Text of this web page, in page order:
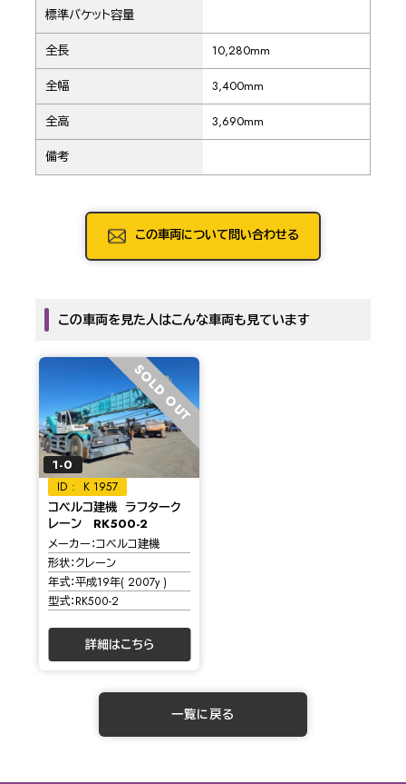
標準バケット容量
全長 10,280mm
全幅 3,400mm
全高 3,690mm
備考
この車両について問い合わせる
この車両を見た人はこんな車両も見ています
SOLD OUT
1-0
K 1957
コベルコ建機 ラフターク
レーン RK500-2
メーカー コベルコ建機
形状 クレーン
年式 平成19年( 2007y )
型式 RK500-2
詳細はこちら
一覧に戻る